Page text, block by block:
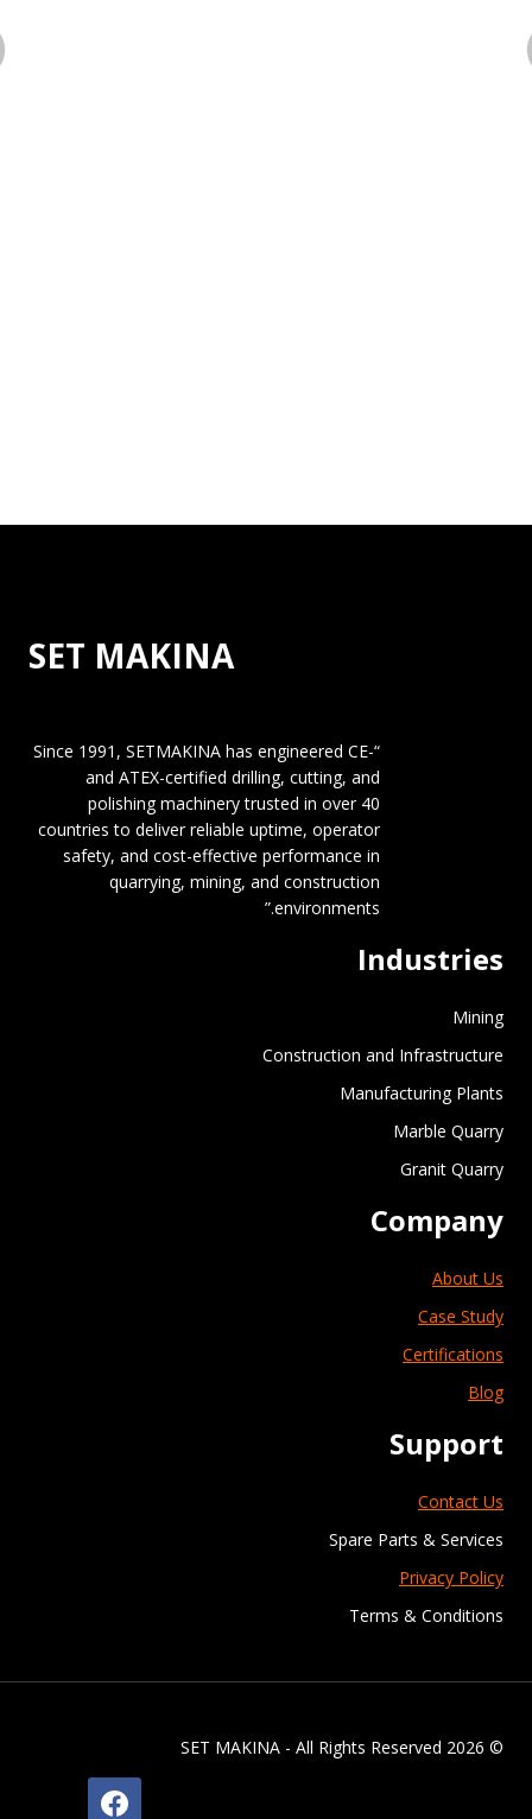
SET MAKINA
“Since 1991, SETMAKINA has engineered CE-
and ATEX-certified drilling, cutting, and
polishing machinery trusted in over 40
countries to deliver reliable uptime, operator
safety, and cost-effective performance in
quarrying, mining, and construction
environments.”
Industries
Mining
Construction and Infrastructure
Manufacturing Plants
Marble Quarry
Granit Quarry
Company
About Us
Case Study
Certifications
Blog
Support
Contact Us
Spare Parts & Services
Privacy Policy
Terms & Conditions
© 2026 SET MAKINA - All Rights Reserved